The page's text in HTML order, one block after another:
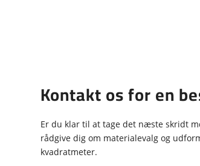
Kontakt os for en
Er du klar til at tage det næste skridt
rådgive dig om materialevalg og
kvadratmeter.